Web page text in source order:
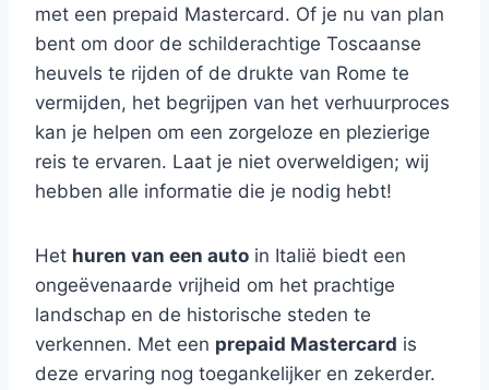
met een prepaid Mastercard. Of je nu van plan
bent om door de schilderachtige Toscaanse
heuvels te rijden of de drukte van Rome te
vermijden, het begrijpen van het verhuurproces
kan je helpen om een zorgeloze en plezierige
reis te ervaren. Laat je niet overweldigen; wij
hebben alle informatie die je nodig hebt!
Het huren van een auto in Italië biedt een
ongeëvenaarde vrijheid om het prachtige
landschap en de historische steden te
verkennen. Met een prepaid Mastercard is
deze ervaring nog toegankelijker en zekerder.